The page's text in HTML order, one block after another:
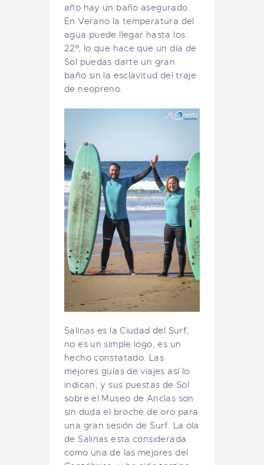
año hay un baño asegurado.
En Verano la temperatura del
agua puede llegar hasta los
22º, lo que hace que un día de
Sol puedas darte un gran
baño sin la esclavitud del traje
de neopreno.
Salinas es la Ciudad del Surf,
no es un simple logo, es un
hecho constatado. Las
mejores guías de viajes así lo
indican, y sus puestas de Sol
sobre el Museo de Anclas son
sin duda el broche de oro para
una gran sesión de Surf. La ola
de Salinas esta considerada
como una de las mejores del